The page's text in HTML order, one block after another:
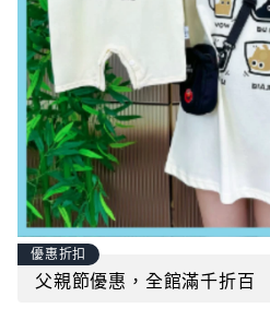
優惠折扣
父親節優惠，全館滿千折百